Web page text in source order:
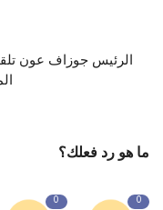
‏الرئيس جوزاف عون
ما هو رد فعلك؟
0
0